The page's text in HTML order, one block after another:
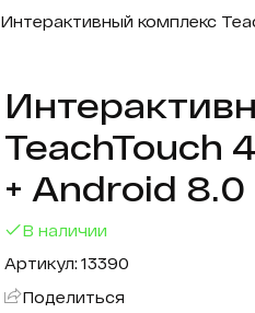
Интерактивный комплекс
TeachTouch
+ Android 8.0
В наличии
Артикул: 13390
Поделиться